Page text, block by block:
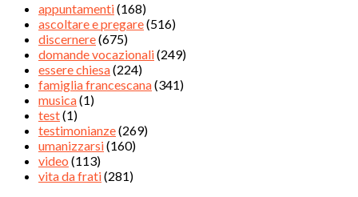
appuntamenti(168)
ascoltare e pregare(516)
discernere(675)
domande vocazionali(249)
essere chiesa(224)
famiglia francescana(341)
musica(1)
test(1)
testimonianze(269)
umanizzarsi(160)
video (113)
vita da frati(281)